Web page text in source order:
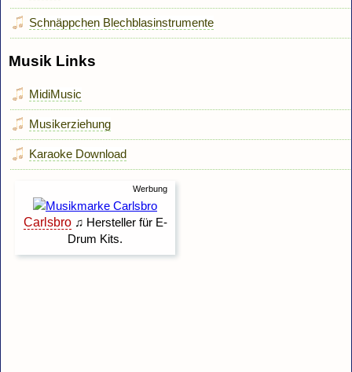
Schnäppchen Blechblasinstrumente
Musik Links
MidiMusic
Musikerziehung
Karaoke Download